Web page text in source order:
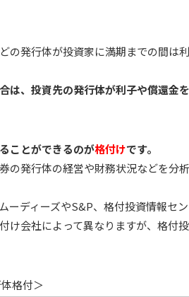
の発行体が投資家に満期までの間は
は、投資先の発行体が利子や償還金
ことができるのが格付けです。
の発行体の経営や財務状況などを分
ーディーズやS&P、格付投資情報セ
け会社によって異なりますが、格付
格付＞